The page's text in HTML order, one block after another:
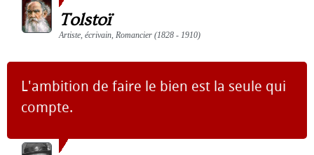
Tolstoï
Artiste, écrivain, Romancier (1828 - 1910)
L'ambition de faire le bien est la seule qui
compte.